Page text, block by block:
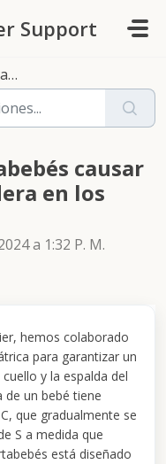
Support
...
causar
en los
a 1:32 P. M.
hemos colaborado
para garantizar un
y la espalda del
de un bebé tiene
que gradualmente se
S a medida que
está diseñado